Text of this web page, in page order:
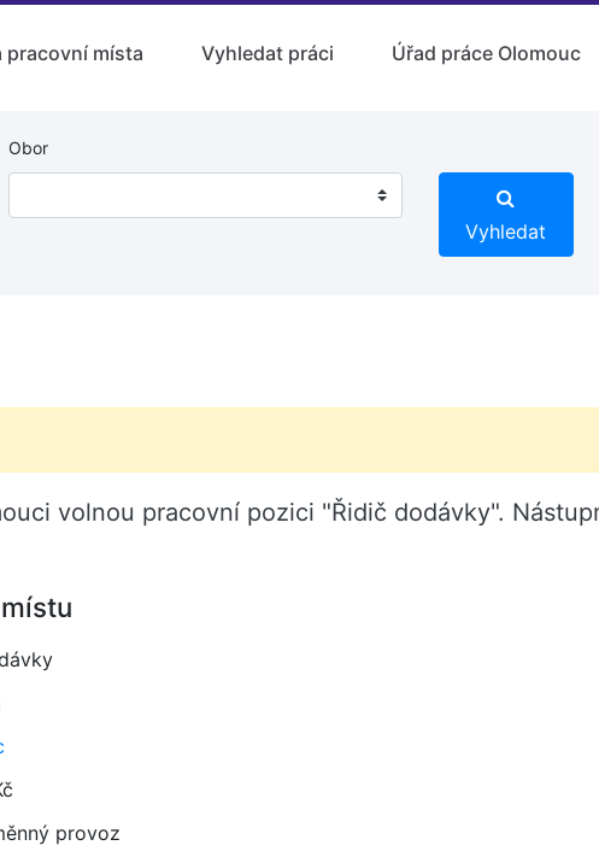
pracovní místa Vyhledat práci Úřad práce Olomouc
Obor
Vyhledat
volnou pracovní pozici "Řidič dodávky".
provoz